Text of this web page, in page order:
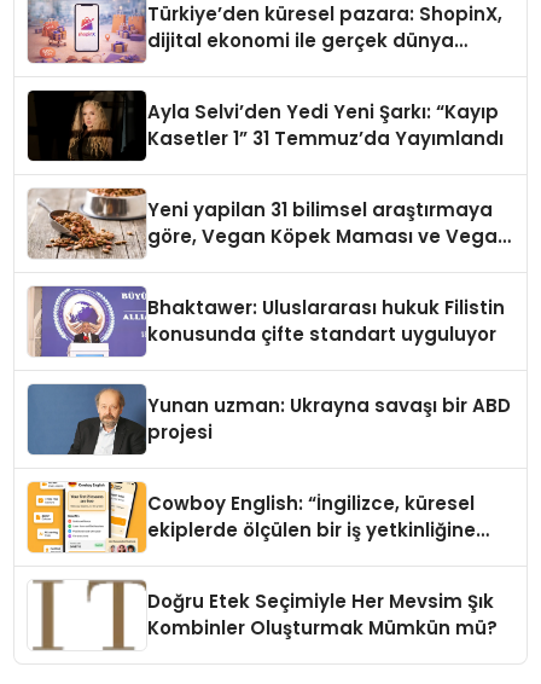
Türkiye’den küresel pazara: ShopinX,
dijital ekonomi ile gerçek dünya
Ayla Selvi’den Yedi Yeni Şarkı: “Kayıp
Kasetler 1” 31 Temmuz’da Yayımlandı
Yeni yapilan 31 bilimsel araştırmaya
göre, Vegan Köpek Maması ve Vegan
Bhaktawer: Uluslararası hukuk Filistin
konusunda çifte standart uyguluyor
Yunan uzman: Ukrayna savaşı bir ABD
projesi
Cowboy English: “İngilizce, küresel
ekiplerde ölçülen bir iş yetkinliğine
Doğru Etek Seçimiyle Her Mevsim Şık
Kombinler Oluşturmak Mümkün mü?